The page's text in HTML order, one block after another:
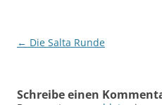
Beitragsnavigation
← Die Salta Runde
Schreibe einen